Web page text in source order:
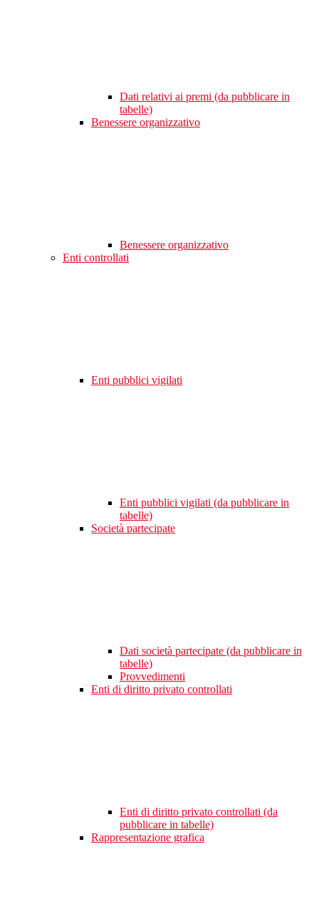
Dati relativi ai premi (da pubblicare in
tabelle)
Benessere organizzativo
Benessere organizzativo
Enti controllati
Enti pubblici vigilati
Enti pubblici vigilati (da pubblicare in
tabelle)
Società partecipate
Dati società partecipate (da pubblicare in
tabelle)
Provvedimenti
Enti di diritto privato controllati
Enti di diritto privato controllati (da
pubblicare in tabelle)
Rappresentazione grafica